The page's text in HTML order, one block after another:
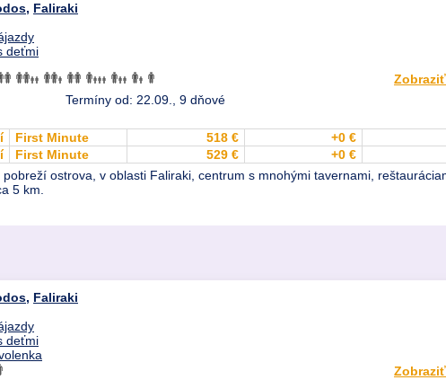
, Faliraki
deťmi
Termíny od: 22.09., 9 dňové
First Minute 518 € +0 €
First Minute 529 € +0 €
ostrova, v oblasti Faliraki, centrum s mnohými tavernami,
5 km.
, Faliraki
deťmi